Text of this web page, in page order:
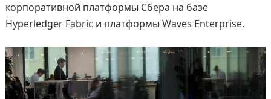
корпоративной платформы Сбера на базе
Hyperledger Fabric и платформы Waves Enterprise.